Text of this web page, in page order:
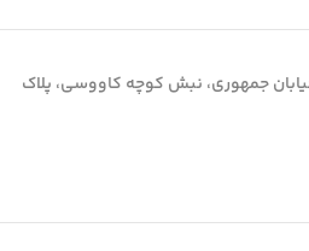
خیابان جمهوری، نبش کوچه کاووسی، پلاک